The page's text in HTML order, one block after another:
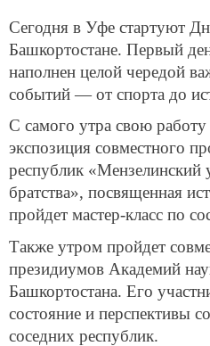
Сегодня в Уфе стартуют
Башкортостане. Первый
наполнен целой чередой
событий — от спорта до
С самого утра свою
экспозиция совместного
республик «Мензелинский
братства», посвященная
пройдет мастер-класс по
Также утром пройдет
президиумов Академий
Башкортостана. Его
состояние и перспективы
соседних республик.